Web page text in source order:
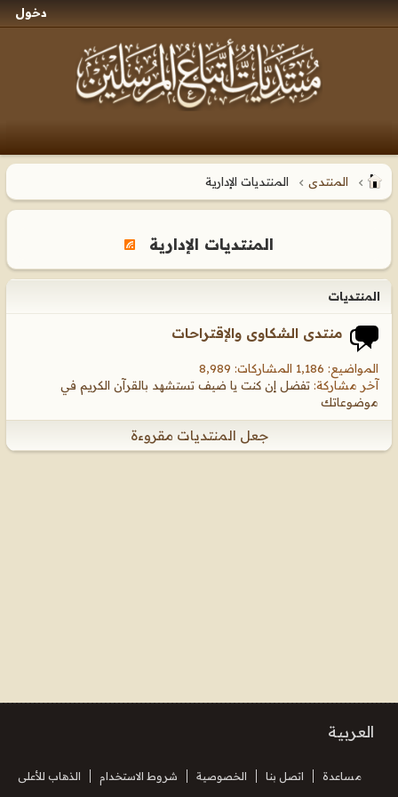
دخول
المنتدى المنتديات الإدارية
المنتديات الإدارية
المنتديات
منتدى الشكاوى والإقتراحات
المواضيع: 1,186 المشاركات: 8,989
آخر مشاركة: تفضل إن كنت يا ضيف تستشهد بالقرآن الكريم في
موضوعاتك
جعل المنتديات مقروءة
العربية
مساعدة اتصل بنا الخصوصية شروط الاستخدام الذهاب للأعلى